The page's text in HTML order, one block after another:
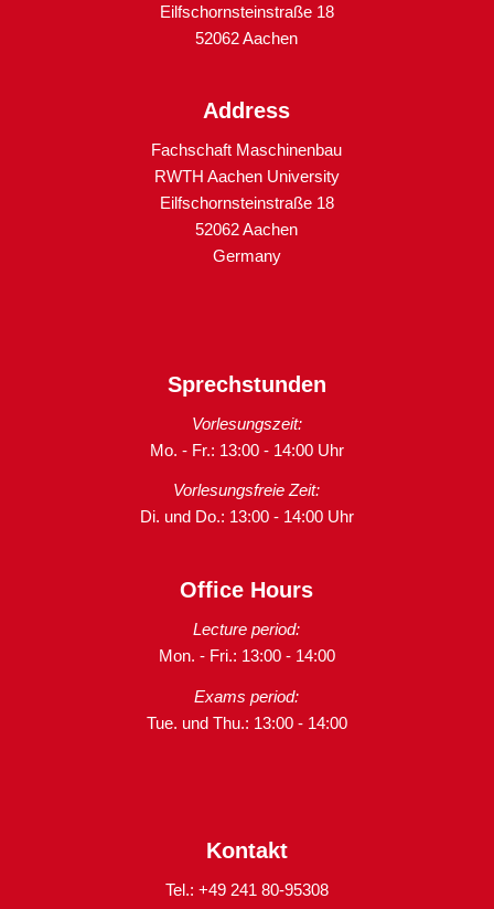
Eilfschornsteinstraße 18
52062 Aachen
Address
Fachschaft Maschinenbau
RWTH Aachen University
Eilfschornsteinstraße 18
52062 Aachen
Germany
Sprechstunden
Vorlesungszeit:
Mo. - Fr.: 13:00 - 14:00 Uhr
Vorlesungsfreie Zeit:
Di. und Do.: 13:00 - 14:00 Uhr
Office Hours
Lecture period:
Mon. - Fri.: 13:00 - 14:00
Exams period:
Tue. und Thu.: 13:00 - 14:00
Kontakt
Tel.: +49 241 80-95308